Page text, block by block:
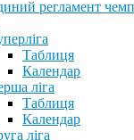
регламент
Таблиця
Календар
ліга
Таблиця
Календар
ліга